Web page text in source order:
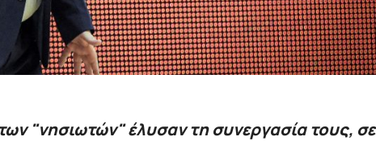
"νησιωτών" έλυσαν τη συνεργασία τους, σε